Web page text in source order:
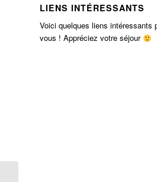
LIENS INTÉRESSANTS
Voici quelques liens intéressants
vous ! Appréciez votre séjour